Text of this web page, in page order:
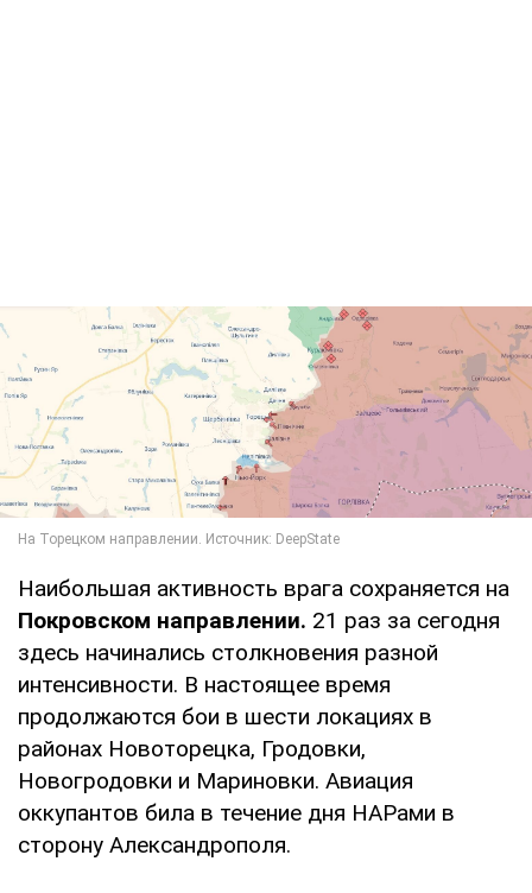
Наибольшая активность врага сохраняется на
Покровском направлении. 21 раз за сегодня
здесь начинались столкновения разной
интенсивности. В настоящее время
продолжаются бои в шести локациях в
районах Новоторецка, Гродовки,
Новогродовки и Мариновки. Авиация
оккупантов била в течение дня НАРами в
сторону Александрополя.